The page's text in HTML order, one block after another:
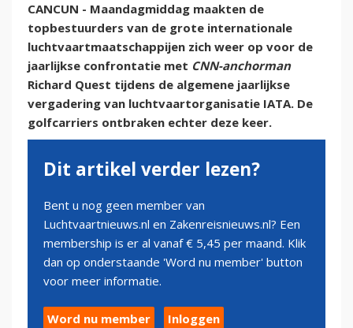
CANCUN - Maandagmiddag maakten de
topbestuurders van de grote internationale
luchtvaartmaatschappijen zich weer op voor de
jaarlijkse confrontatie met CNN-anchorman
Richard Quest tijdens de algemene jaarlijkse
vergadering van luchtvaartorganisatie IATA. De
golfcarriers ontbraken echter deze keer.
Dit artikel verder lezen?
Bent u nog geen member van
Luchtvaartnieuws.nl en Zakenreisnieuws.nl? Een
membership is er al vanaf € 5,45 per maand. Klik
dan op onderstaande 'Word nu member' button
voor meer informatie.
Word nu member Inloggen